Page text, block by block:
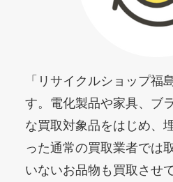
「リサイクルショップ福
す。電化製品や家具、ブ
な買取対象品をはじめ、
った通常の買取業者では
いないお品物も買取させ